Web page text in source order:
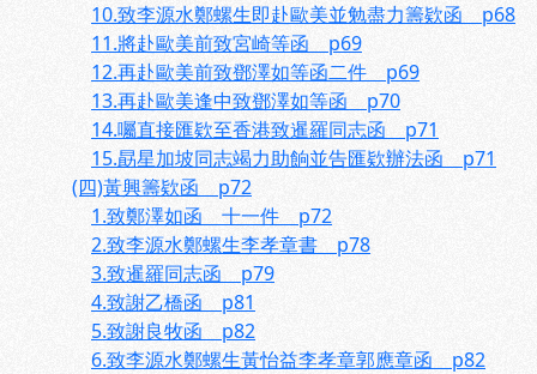
10.致李源水鄭螺生即赴歐美並勉盡力籌欵函 p68
11.將赴歐美前致宮崎等函 p69
12.再赴歐美前致鄧澤如等函二件 p69
13.再赴歐美逢中致鄧澤如等函 p70
14.囑直接匯欵至香港致暹羅同志函 p71
15.勗星加坡同志竭力助餉並告匯欵辦法函 p71
(四)黃興籌欵函 p72
1.致鄭澤如函 十一件 p72
2.致李源水鄭螺生李孝章書 p78
3.致暹羅同志函 p79
4.致謝乙橋函 p81
5.致謝良牧函 p82
6.致李源水鄭螺生黃怡益李孝章郭應章函 p82